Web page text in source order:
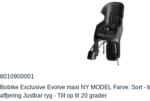
8010900001
Bobike Exclusive Evolve maxi NY MODEL Farve: Sort -
affjering Justbar ryg - Tilt op til 20 grader